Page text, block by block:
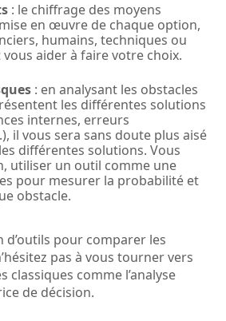
: le chiffrage des moyens
en œuvre de chaque option,
humains, techniques ou
aider à faire votre choix.
: en analysant les obstacles
les différentes solutions
internes, erreurs
il vous sera sans doute plus aisé
différentes solutions. Vous
utiliser un outil comme une
pour mesurer la probabilité et
obstacle.
d’outils pour comparer les
pas à vous tourner vers
classiques comme l’analyse
de décision.